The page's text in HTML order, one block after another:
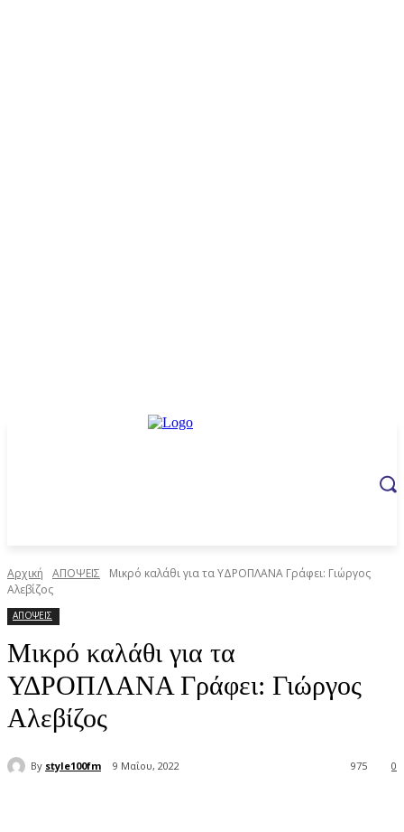
Αρχική ΑΠΟΨΕΙΣ
Μικρό καλάθι για τα ΥΔΡΟΠΛΑΝΑ Γράφει: Γιώργος
Αλεβίζος
ΑΠΟΨΕΙΣ
Μικρό καλάθι για τα
ΥΔΡΟΠΛΑΝΑ Γράφει: Γιώργος
Αλεβίζος
By style100fm 9 Μαΐου, 2022 0
975